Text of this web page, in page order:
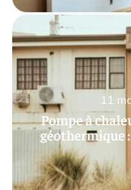
Pompe à
géothermique
11